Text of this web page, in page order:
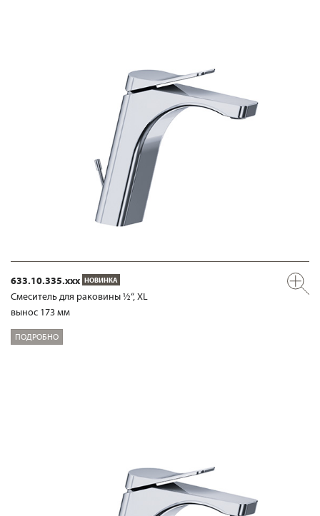
633.10.335.xxx НОВИНКА
Смеситель для раковины ½“, XL
вынос 173 мм
ПОДРОБНО